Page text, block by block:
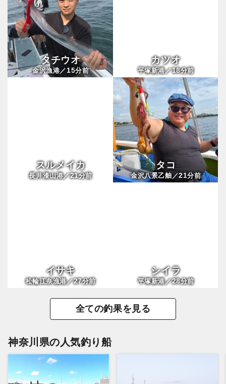
タチウオ
金沢漁港／ 15分前
カツオ
平塚新港／18分前
スルメイカ
長井漆山港／21分前
タコ
金沢八景乙舳／21分前
イサキ
松輪江奈漁港／27分前
シイラ
平塚新港／28分前
全ての釣果を見る
神奈川県の人気釣り船